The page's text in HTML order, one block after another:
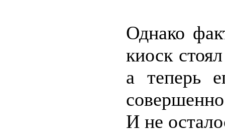
Однако
киоск
а теперь
И не